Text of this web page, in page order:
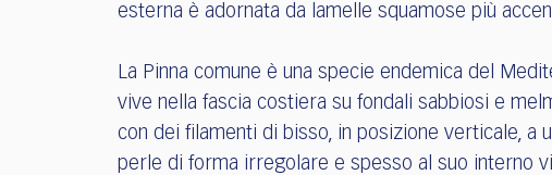
esterna è adornata da lamelle squamose più
La Pinna comune è una specie endemica del
vive nella fascia costiera su fondali sabbiosi e
con dei filamenti di bisso, in posizione verticale, a
perle di forma irregolare e spesso al suo interno